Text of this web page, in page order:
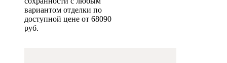
вариантом отделки по
доступной цене от 68090
руб.